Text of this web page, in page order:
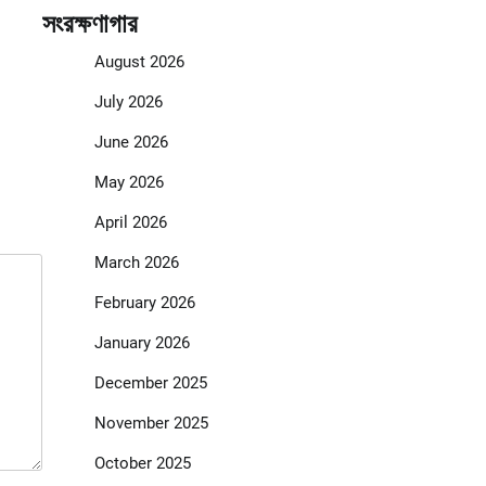
সংরক্ষণাগার
August 2026
July 2026
June 2026
May 2026
April 2026
March 2026
February 2026
January 2026
December 2025
November 2025
October 2025